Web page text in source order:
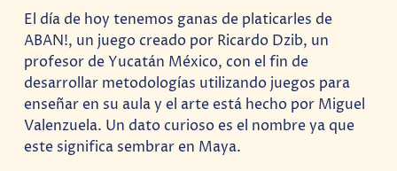
El día de hoy tenemos ganas de platicarles de
ABAN!, un juego creado por Ricardo Dzib, un
profesor de Yucatán México, con el fin de
desarrollar metodologías utilizando juegos para
enseñar en su aula y el arte está hecho por Miguel
Valenzuela. Un dato curioso es el nombre ya que
este significa sembrar en Maya.